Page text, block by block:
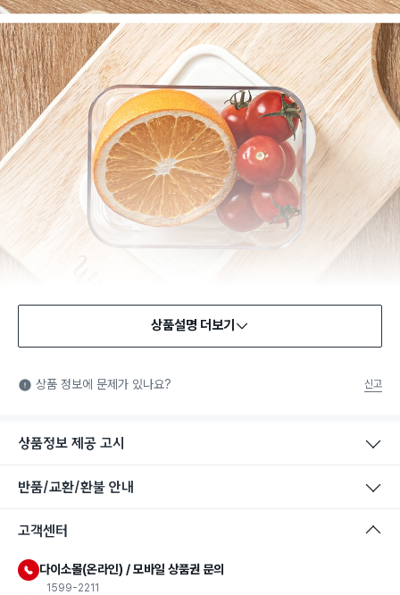
식품용 기구: 식품위생법에서 정한 규격에 따라 제조되어 식품 또
는 식품첨가물에 사용할 수 있는 식품용기구라는 표시입니다.
상품설명 더보기
상품 정보에 문제가 있나요? 신고
상품정보 제공 고시
반품/교환/환불 안내
고객센터
다이소몰(온라인) / 모바일 상품권 문의
1599-2211